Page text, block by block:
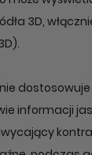
3D,
informacji